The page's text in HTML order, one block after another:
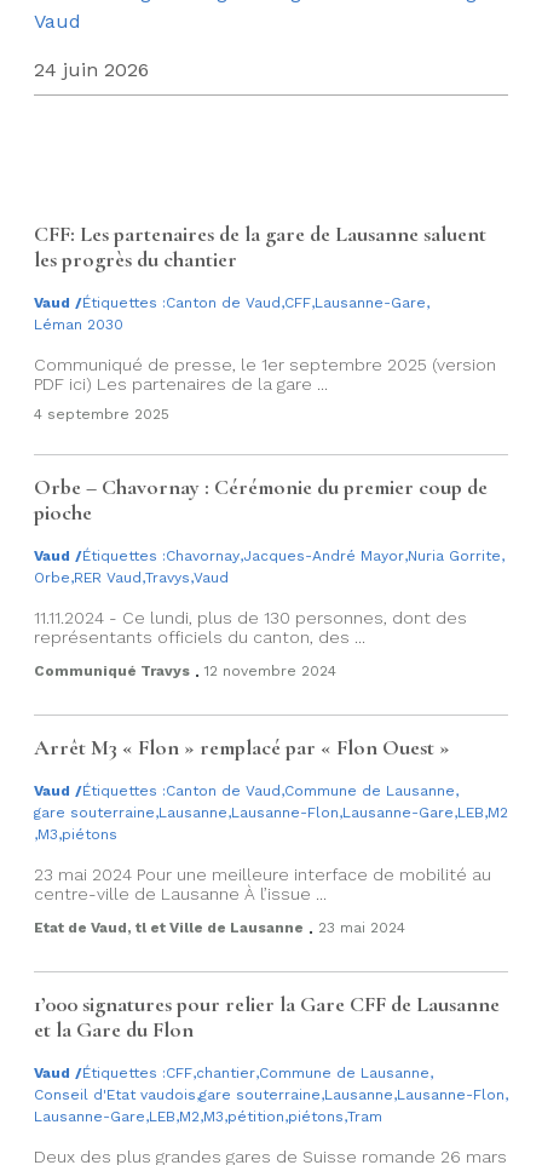
Vaud
24 juin 2026
CFF: Les partenaires de la gare de Lausanne saluent
les progrès du chantier
Vaud /Étiquettes :Canton de Vaud,CFF,Lausanne-Gare,
Léman 2030
Communiqué de presse, le 1er septembre 2025 (version
PDF ici) Les partenaires de la gare ...
4 septembre 2025
Orbe – Chavornay : Cérémonie du premier coup de
pioche
Vaud /Étiquettes :Chavornay,Jacques-André Mayor,Nuria Gorrite,
Orbe,RER Vaud,Travys,Vaud
11.11.2024 - Ce lundi, plus de 130 personnes, dont des
représentants officiels du canton, des ...
Communiqué Travys . 12 novembre 2024
Arrêt M3 « Flon » remplacé par « Flon Ouest »
Vaud /Étiquettes :Canton de Vaud,Commune de Lausanne,
gare souterraine,Lausanne,Lausanne-Flon,Lausanne-Gare,LEB,M2
,M3,piétons
23 mai 2024 Pour une meilleure interface de mobilité au
centre-ville de Lausanne À l’issue ...
Etat de Vaud, tl et Ville de Lausanne . 23 mai 2024
1’000 signatures pour relier la Gare CFF de Lausanne
et la Gare du Flon
Vaud /Étiquettes :CFF,chantier,Commune de Lausanne,
Conseil d'Etat vaudois,gare souterraine,Lausanne,Lausanne-Flon,
Lausanne-Gare,LEB,M2,M3,pétition,piétons,Tram
Deux des plus grandes gares de Suisse romande 26 mars